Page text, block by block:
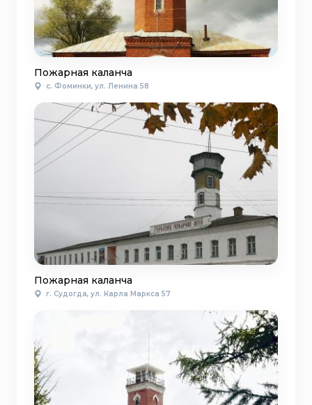
Пожарная каланча
с. Фоминки, ул. Ленина 58
Пожарная каланча
г. Судогда, ул. Карла Маркса 57